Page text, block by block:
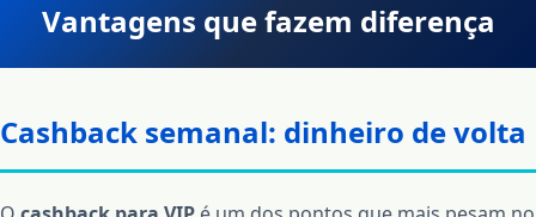
Vantagens que fazem diferença
Cashback semanal: dinheiro de volta